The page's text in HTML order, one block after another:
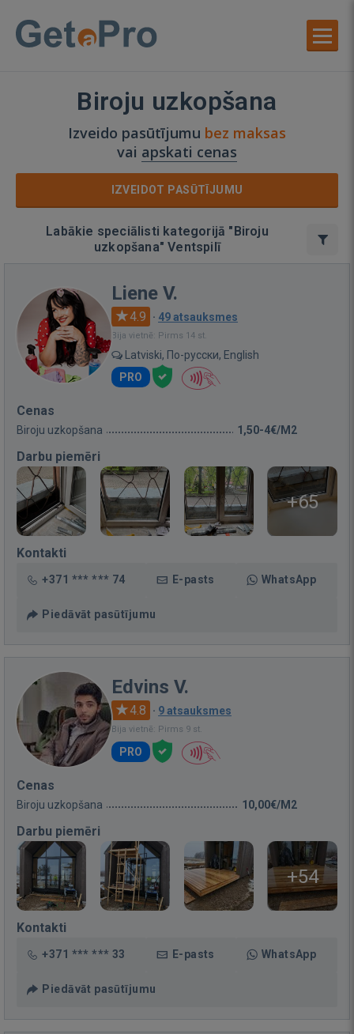
Biroju uzkopšana
Izveido pasūtījumu bez maksas
vai apskati cenas
IZVEIDOT PASŪTĪJUMU
Labākie speciālisti kategorijā "Biroju
uzkopšana" Ventspilī
Liene V.
4.9 · 49 atsauksmes
Bija vietnē: Pirms 14 st.
Latviski, По-русски, English
PRO
Cenas
Biroju uzkopšana 1,50-4€/M2
Darbu piemēri
+65
Kontakti
+371 *** *** 74 E-pasts WhatsApp
Piedāvāt pasūtījumu
Edvins V.
4.8 · 9 atsauksmes
Bija vietnē: Pirms 9 st.
PRO
Cenas
Biroju uzkopšana 10,00€/M2
Darbu piemēri
+54
Kontakti
+371 *** *** 33 E-pasts WhatsApp
Piedāvāt pasūtījumu